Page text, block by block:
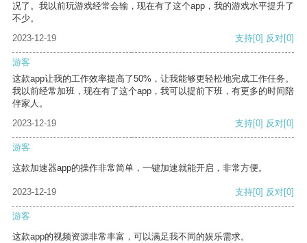
况了。我以前玩游戏经常会输，现在有了这个app，我的游戏水平提升了
不少。
2023-12-19
支持[0] 反对[0]
游客
这款app让我的工作效率提高了50%，让我能够更轻松地完成工作任务。
我以前经常加班，现在有了这个app，我可以提前下班，有更多的时间陪
伴家人。
2023-12-19
支持[0] 反对[0]
游客
这款加速器app的操作非常简单，一键加速就能开启，非常方便。
2023-12-19 支持[0] 反对[0]
游客
这款app的视频资源非常丰富，可以满足我不同的娱乐需求。